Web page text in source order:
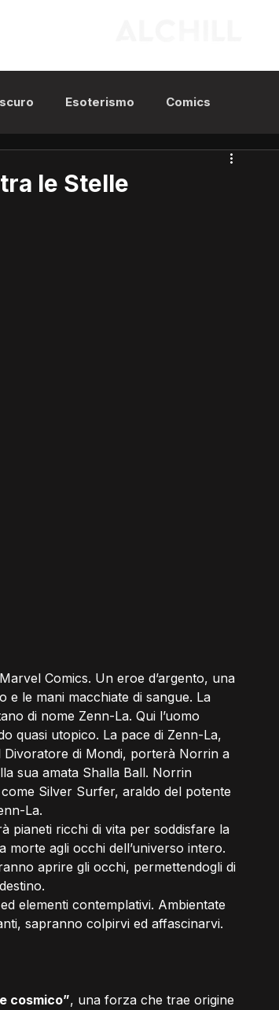
Esoterismo Comics
le Stelle
Comics. Un eroe d’argento, una
e le mani macchiate di sangue. La
di nome Zenn-La. Qui l’uomo
quasi utopico. La pace di Zenn-La,
Divoratore di Mondi, porterà Norrin a
sua amata Shalla Ball. Norrin
Silver Surfer, araldo del potente
La.
pianeti ricchi di vita per soddisfare la
agli occhi dell’universo intero.
aprire gli occhi, permettendogli di
elementi contemplativi. Ambientate
sapranno colpirvi ed affascinarvi.
cosmico”, una forza che trae origine